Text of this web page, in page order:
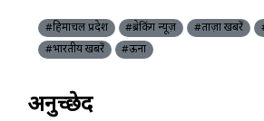
#हिमाचल प्रदेश #ब्रेकिंग न्यूज़ #ताज़ा खबरें
#भारतीय खबरें
#ऊना
अनुच्छेद